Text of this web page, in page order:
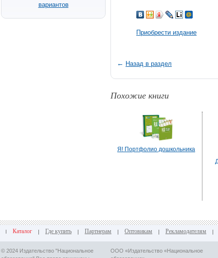
вариантов
Приобрести издание
← Назад в раздел
Похожие книги
Я! Портфолио дошкольника
Каталог Где купить Партнерам Оптовикам Рекламодателям
© 2024 Издательство "Национальное
ООО «Издательство «Национальное